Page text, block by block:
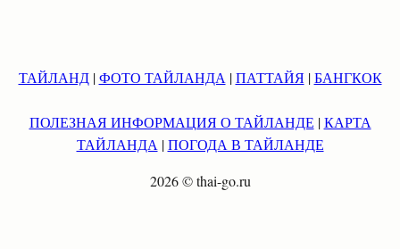
ТАЙЛАНД|ФОТО ТАЙЛАНДА |ПАТТАЙЯ|БАНГКОК
ПОЛЕЗНАЯ ИНФОРМАЦИЯ О ТАЙЛАНДЕ |КАРТА
ТАЙЛАНДА |ПОГОДА В ТАЙЛАНДЕ
2026 © thai-go.ru